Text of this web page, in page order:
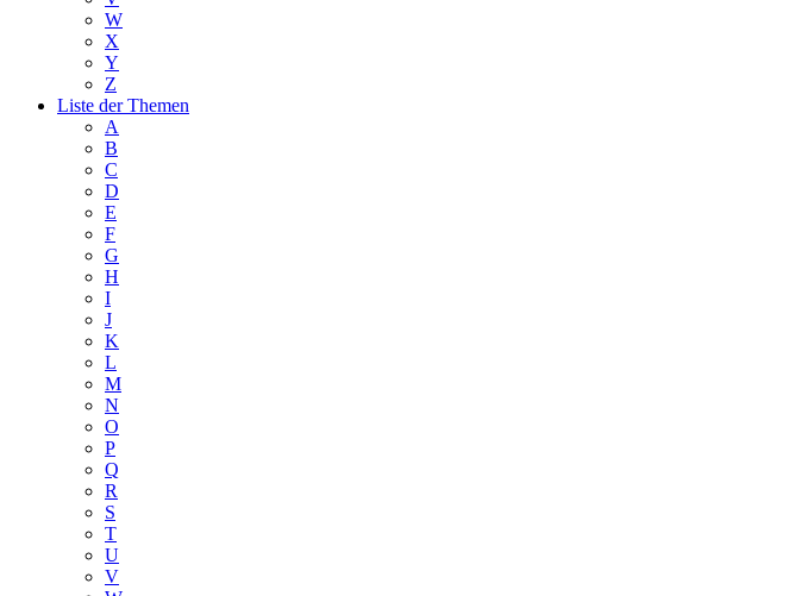
W
X
Y
Z
Liste der Themen
A
B
C
D
E
F
G
H
I
J
K
L
M
N
O
P
Q
R
S
T
U
V